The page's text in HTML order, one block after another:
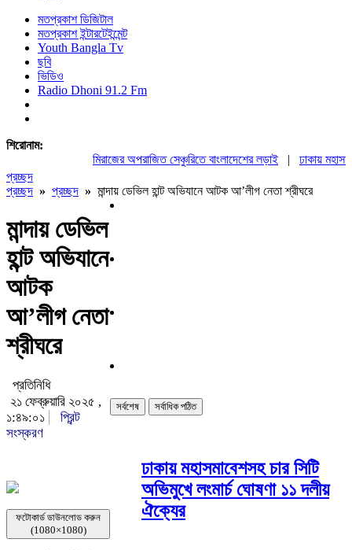
মতপ্রকাশ ডিজিটাল
মতপ্রকাশ ইন্টারটেইন্মেন্ট
Youth Bangla Tv
ছবি
ভিডিও
Radio Dhoni 91.2 Fm
শিরোনাম:
মিরাজের অপরাজিত সেঞ্চুরিতে বাংলাদেশের লড়াই|
ঢাকায়
প্রচ্ছদ
প্রচ্ছদ » প্রচ্ছদ » মান্দায় ডেভিল হান্ট অভিযানে আটক আ’লীগ নেতা শ্রীঘরে
মান্দায় ডেভিল
হান্ট অভিযানে
আটক
আ’লীগ নেতা
শ্রীঘরে
প্রতিনিধি
২১ ফেব্রুয়ারি ২০২৫ ,
১:৪৯:০১
প্রিন্ট
সংস্করণ
ফটোকার্ড ডাউনলোড করুন
(1080×1080)
সর্বশেষ সর্বাধিক পঠিত
ঢাকায় মহাসমাবেশসহ চার সিটি
অভিমুখে লংমার্চ ঘোষণা ১১ দলীয়
ঐক্যের